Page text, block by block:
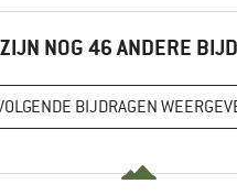
NOG 46 ANDERE
BIJDRAGEN